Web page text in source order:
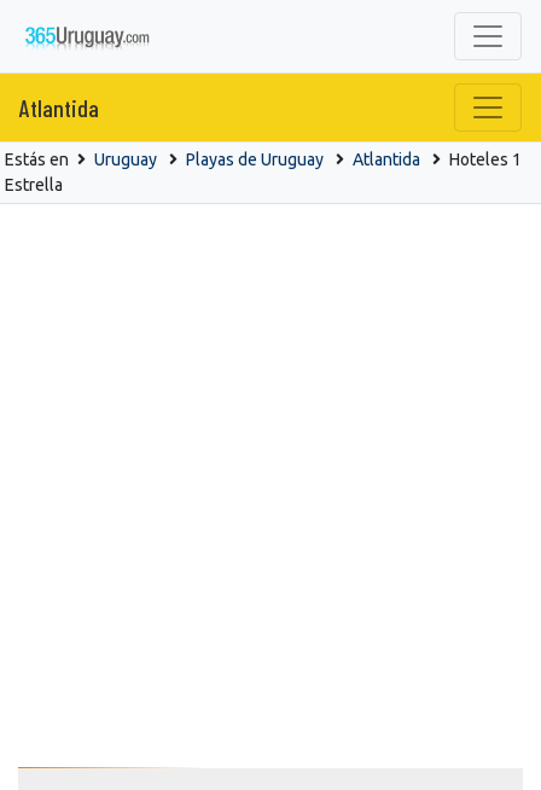
Atlantida
Estás en Uruguay Playas de Uruguay Atlantida
Hoteles 1
Estrella